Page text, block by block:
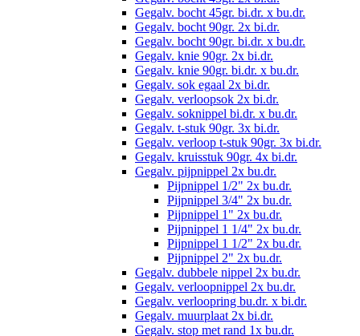
Gegalv. bocht 45gr. bi.dr. x bu.dr.
Gegalv. bocht 90gr. 2x bi.dr.
Gegalv. bocht 90gr. bi.dr. x bu.dr.
Gegalv. knie 90gr. 2x bi.dr.
Gegalv. knie 90gr. bi.dr. x bu.dr.
Gegalv. sok egaal 2x bi.dr.
Gegalv. verloopsok 2x bi.dr.
Gegalv. soknippel bi.dr. x bu.dr.
Gegalv. t-stuk 90gr. 3x bi.dr.
Gegalv. verloop t-stuk 90gr. 3x bi.dr.
Gegalv. kruisstuk 90gr. 4x bi.dr.
Gegalv. pijpnippel 2x bu.dr.
Pijpnippel 1/2" 2x bu.dr.
Pijpnippel 3/4" 2x bu.dr.
Pijpnippel 1" 2x bu.dr.
Pijpnippel 1 1/4" 2x bu.dr.
Pijpnippel 1 1/2" 2x bu.dr.
Pijpnippel 2" 2x bu.dr.
Gegalv. dubbele nippel 2x bu.dr.
Gegalv. verloopnippel 2x bu.dr.
Gegalv. verloopring bu.dr. x bi.dr.
Gegalv. muurplaat 2x bi.dr.
Gegalv. stop met rand 1x bu.dr.